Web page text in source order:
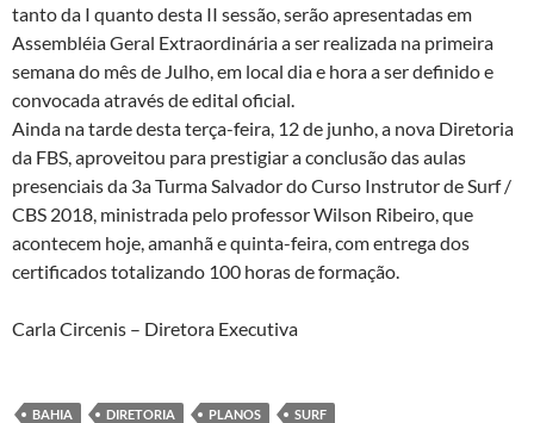
tanto da I quanto desta II sessão, serão apresentadas em
Assembléia Geral Extraordinária a ser realizada na primeira
semana do mês de Julho, em local dia e hora a ser definido e
convocada através de edital oficial.
Ainda na tarde desta terça-feira, 12 de junho, a nova Diretoria
da FBS, aproveitou para prestigiar a conclusão das aulas
presenciais da 3a Turma Salvador do Curso Instrutor de Surf /
CBS 2018, ministrada pelo professor Wilson Ribeiro, que
acontecem hoje, amanhã e quinta-feira, com entrega dos
certificados totalizando 100 horas de formação.
Carla Circenis – Diretora Executiva
BAHIA DIRETORIA PLANOS SURF